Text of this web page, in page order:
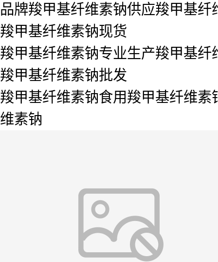
品牌羧甲基纤维素钠供应羧甲基
羧甲基纤维素钠现货
羧甲基纤维素钠专业生产羧甲基
羧甲基纤维素钠批发
羧甲基纤维素钠食用羧甲基纤维
维素钠